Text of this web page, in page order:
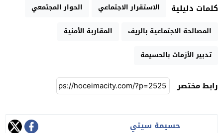
كلمات دليلية الاستقرار الاجتماعي
الحوار المجتمعي
المصالحة الاجتماعية بالريف
المقاربة الأمنية
تدبير الأزمات بالحسيمة
رابط مختصر
حسيمة سيتي